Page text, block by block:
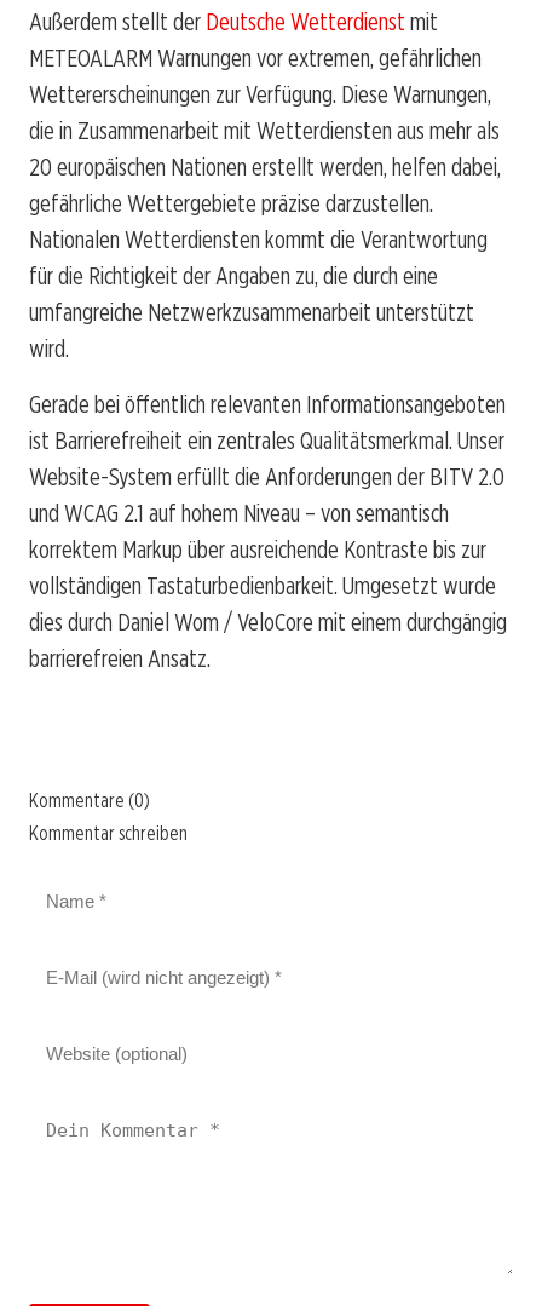
Außerdem stellt der Deutsche Wetterdienst mit
METEOALARM Warnungen vor extremen, gefährlichen
Wettererscheinungen zur Verfügung. Diese Warnungen,
die in Zusammenarbeit mit Wetterdiensten aus mehr als
20 europäischen Nationen erstellt werden, helfen dabei,
gefährliche Wettergebiete präzise darzustellen.
Nationalen Wetterdiensten kommt die Verantwortung
für die Richtigkeit der Angaben zu, die durch eine
umfangreiche Netzwerkzusammenarbeit unterstützt
wird.
Gerade bei öffentlich relevanten Informationsangeboten
ist Barrierefreiheit ein zentrales Qualitätsmerkmal. Unser
Website-System erfüllt die Anforderungen der BITV 2.0
und WCAG 2.1 auf hohem Niveau – von semantisch
korrektem Markup über ausreichende Kontraste bis zur
vollständigen Tastaturbedienbarkeit. Umgesetzt wurde
dies durch Daniel Wom / VeloCore mit einem durchgängig
barrierefreien Ansatz.
Kommentare (0)
Kommentar schreiben